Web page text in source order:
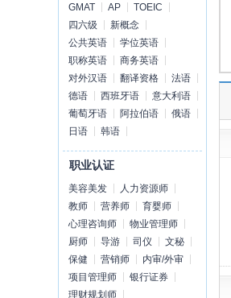
GMAT
AP
TOEIC
四六级
新概念
公共英语
学位英语
职称英语
商务英语
对外汉语
翻译资格
法语
德语
西班牙语
意大利语
葡萄牙语
阿拉伯语
俄语
日语
韩语
职业认证
美容美发
人力资源师
教师
营养师
育婴师
心理咨询师
物业管理师
厨师
导游 司仪
文秘
保健
营销师
内审/外审
项目管理师
银行证券
理财规划师